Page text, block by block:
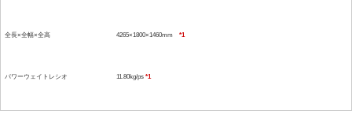
全長×全幅×全高 4265×1800×1460mm *1
パワーウェイトレシオ 11.80kg/ps *1